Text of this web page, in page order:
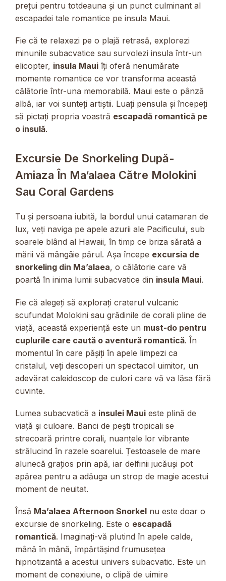
prețui pentru totdeauna și un punct culminant al
escapadei tale romantice pe insula Maui.
Fie că te relaxezi pe o plajă retrasă, explorezi
minunile subacvatice sau survolezi insula într-un
elicopter, insula Maui îți oferă nenumărate
momente romantice ce vor transforma această
călătorie într-una memorabilă. Maui este o pânză
albă, iar voi sunteți artiștii. Luați pensula și începeți
să pictați propria voastră escapadă romantică pe
o insulă.
Excursie De Snorkeling După-
Amiaza În Ma’alaea Către Molokini
Sau Coral Gardens
Tu și persoana iubită, la bordul unui catamaran de
lux, veți naviga pe apele azurii ale Pacificului, sub
soarele blând al Hawaii, în timp ce briza sărată a
mării vă mângâie părul. Așa începe excursia de
snorkeling din Ma’alaea, o călătorie care vă
poartă în inima lumii subacvatice din insula Maui.
Fie că alegeți să explorați craterul vulcanic
scufundat Molokini sau grădinile de corali pline de
viață, această experiență este un must-do pentru
cuplurile care caută o aventură romantică. În
momentul în care pășiți în apele limpezi ca
cristalul, veți descoperi un spectacol uimitor, un
adevărat caleidoscop de culori care vă va lăsa fără
cuvinte.
Lumea subacvatică a insulei Maui este plină de
viață și culoare. Banci de pești tropicali se
strecoară printre corali, nuanțele lor vibrante
strălucind în razele soarelui. Țestoasele de mare
alunecă grațios prin apă, iar delfinii jucăuși pot
apărea pentru a adăuga un strop de magie acestui
moment de neuitat.
Însă Ma’alaea Afternoon Snorkel nu este doar o
excursie de snorkeling. Este o escapadă
romantică. Imaginați-vă plutind în apele calde,
mână în mână, împărtășind frumusețea
hipnotizantă a acestui univers subacvatic. Este un
moment de conexiune, o clipă de uimire